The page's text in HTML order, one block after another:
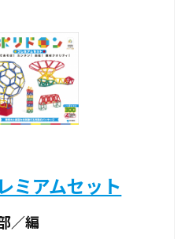
アムセット
／編